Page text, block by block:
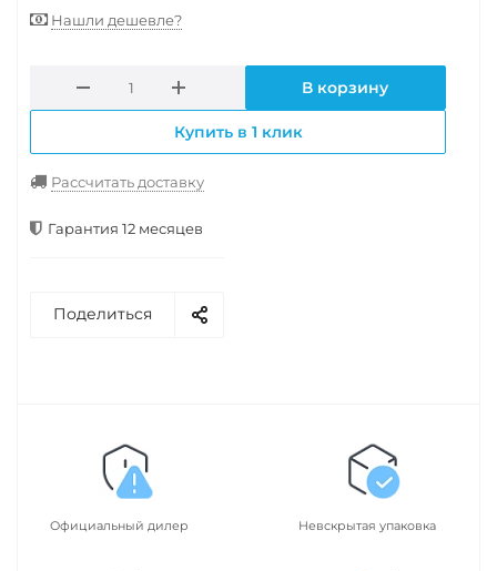
Нашли дешевле?
В корзину
Купить в 1 клик
Рассчитать доставку
Гарантия 12 месяцев
Поделиться
Официальный дилер Невскрытая упаковка